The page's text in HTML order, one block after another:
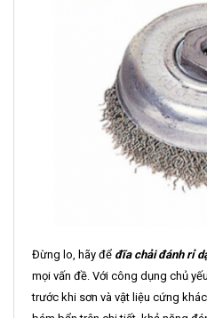
Đừng lo, hãy để đĩachải đánh rỉ
mọi vấn đề. Với công dụng chủ
trước khi sơn và vật liệu cứng